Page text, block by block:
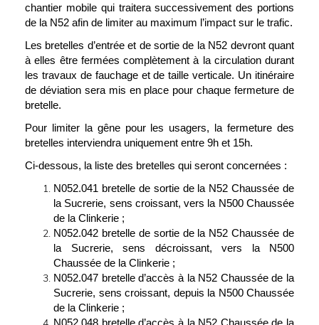
chantier mobile qui traitera successivement des portions
de la N52 afin de limiter au maximum l’impact sur le trafic.
Les bretelles d’entrée et de sortie de la N52 devront quant
à elles être fermées complètement à la circulation durant
les travaux de fauchage et de taille verticale. Un itinéraire
de déviation sera mis en place pour chaque fermeture de
bretelle.
Pour limiter la gêne pour les usagers, la fermeture des
bretelles interviendra uniquement entre 9h et 15h.
Ci-dessous, la liste des bretelles qui seront concernées :
N052.041 bretelle de sortie de la N52 Chaussée de
la Sucrerie, sens croissant, vers la N500 Chaussée
de la Clinkerie ;
N052.042 bretelle de sortie de la N52 Chaussée de
la Sucrerie, sens décroissant, vers la N500
Chaussée de la Clinkerie ;
N052.047 bretelle d’accès à la N52 Chaussée de la
Sucrerie, sens croissant, depuis la N500 Chaussée
de la Clinkerie ;